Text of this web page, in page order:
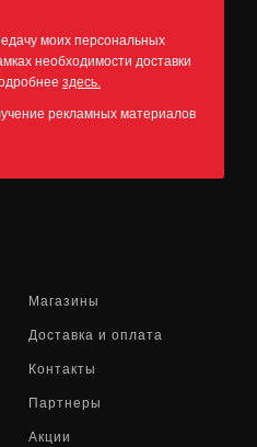
моих персональных
необходимости доставки
здесь.
рекламных материалов
Магазины
Доставка и оплата
Контакты
Партнеры
Акции